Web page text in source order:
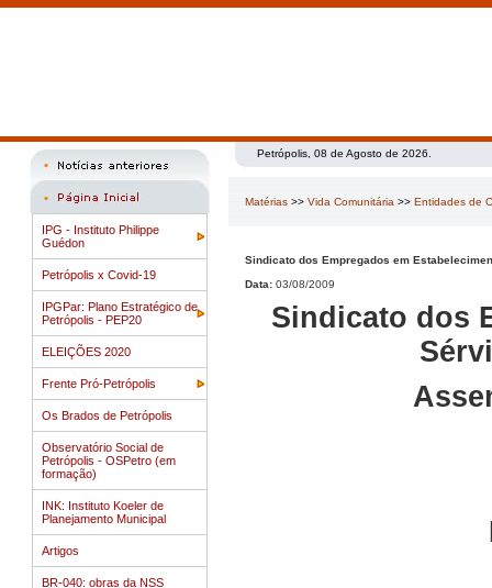
IPG - Instituto Philippe
Guédon
Petrópolis x Covid-19
IPGPar: Plano Estratégico de
Petrópolis - PEP20
ELEIÇÕES 2020
Frente Pró-Petrópolis
Os Brados de Petrópolis
Observatório Social de
Petrópolis - OSPetro (em
formação)
INK: Instituto Koeler de
Planejamento Municipal
Artigos
BR-040: obras da NSS
Petrópolis, 08 de Agosto de 2026.
Matérias >> Vida Comunitária >> Entidades de
Sindicato dos Empregados em
Data: 03/08/2009
Sindicato dos